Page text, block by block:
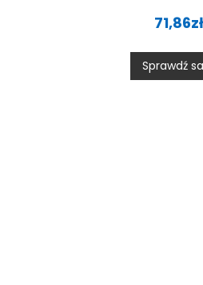
0
o
u
t
71,86zł
Sprawdź